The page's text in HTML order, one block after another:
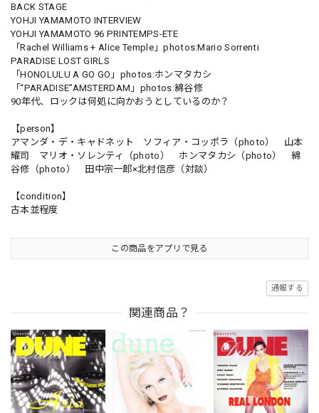
BACK STAGE
YOHJI YAMAMOTO INTERVIEW
YOHJI YAMAMOTO 96 PRINTEMPS-ETE
「Rachel Williams + Alice Temple」photos:Mario Sorrenti
PARADISE LOST GIRLS
「HONOLULU A GO GO」photos:ホンマタカシ
「“PARADISE”AMSTERDAM」photos:綿谷修
90年代、ロックは何処に向かおうとしているのか？
【person】
アマンダ・デ・キャドネット ソフィア・コッポラ（photo） 山本
耀司 マリオ・ソレンティ（photo） ホンマタカシ（photo） 綿
谷修（photo） 田中宗一郎×北村信彦（対談）
【condition】
古本並程度
この商品をアプリで見る
通報する
関連商品？